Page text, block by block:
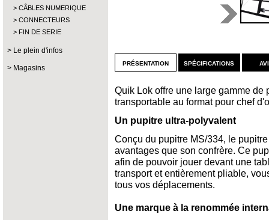
CÂBLES NUMERIQUE
CONNECTEURS
FIN DE SERIE
Le plein d'infos
Magasins
présentation
Quik Lok offre une large gamme de
transportable au format pour chef
Un pupitre ultra-polyvalent
Conçu du pupitre MS/334, le
avantages que son confrère. Ce
afin de pouvoir jouer devant une
transport et entièrement pliable,
tous vos déplacements.
Une marque à la renommée
spécifications